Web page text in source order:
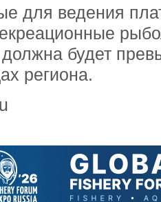
для ведения
будет
региона.